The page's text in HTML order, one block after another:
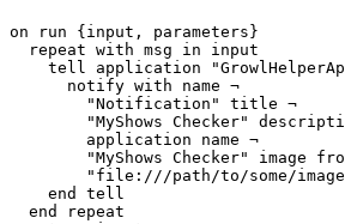
on run {input, parameters}
  repeat with msg in input
tell application
      notify with name ¬
        "Notification" title ¬
"MyShows Checker"
        application name ¬
"MyShows Checker" image
"file:///path/to/some/
    end tell
  end repeat